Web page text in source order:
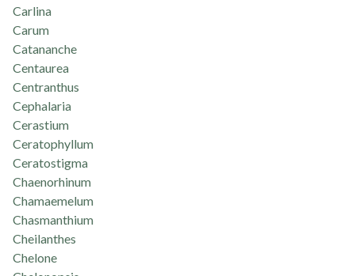
Carlina
Carum
Catananche
Centaurea
Centranthus
Cephalaria
Cerastium
Ceratophyllum
Ceratostigma
Chaenorhinum
Chamaemelum
Chasmanthium
Cheilanthes
Chelone